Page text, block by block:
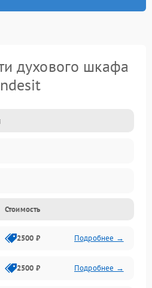
духового шкафа
Стоимость
2500 ₽ Подробнее →
2500 ₽ Подробнее →